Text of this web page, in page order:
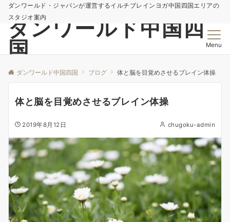
ダンワールド・ジャパンが運営するイルチブレインヨガ中国四国エリアの
スタジオ案内
ダンワールド中国四
国
Menu
ダンワールド中国四国 ブログ 体と脳を目覚めさせるブレイン体操
体と脳を目覚めさせるブレイン体操
2019年8月12日 chugoku-admin